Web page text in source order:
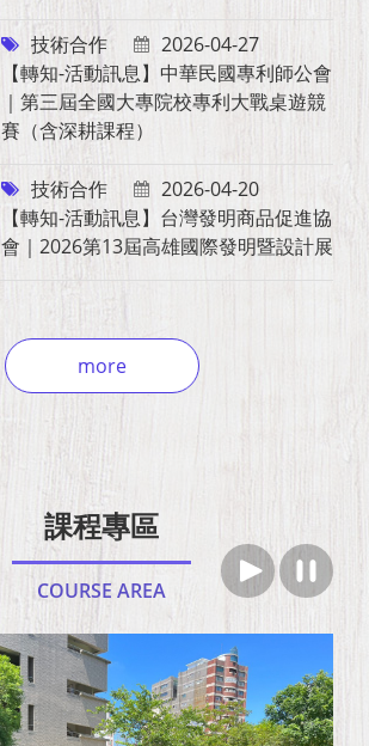
技術合作
2026-04-27
【轉知-活動訊息】中華民國專利師公會
｜第三屆全國大專院校專利大戰桌遊競
賽（含深耕課程）
技術合作
2026-04-20
【轉知-活動訊息】台灣發明商品促進協
會｜2026第13屆高雄國際發明暨設計展
more
課程專區
COURSE AREA